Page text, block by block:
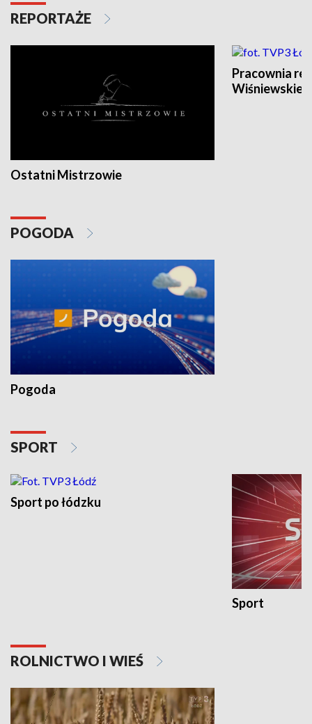
REPORTAŻE
Ostatni Mistrzowie
Pracownia
POGODA
Pogoda
SPORT
Sport po łódzku
Sport
ROLNICTWO I WIEŚ